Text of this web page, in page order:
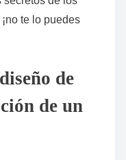
te lo puedes
de
de un